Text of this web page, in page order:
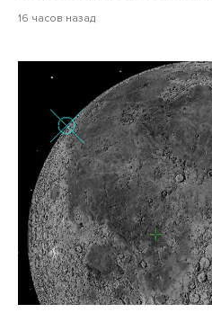
16 часов назад